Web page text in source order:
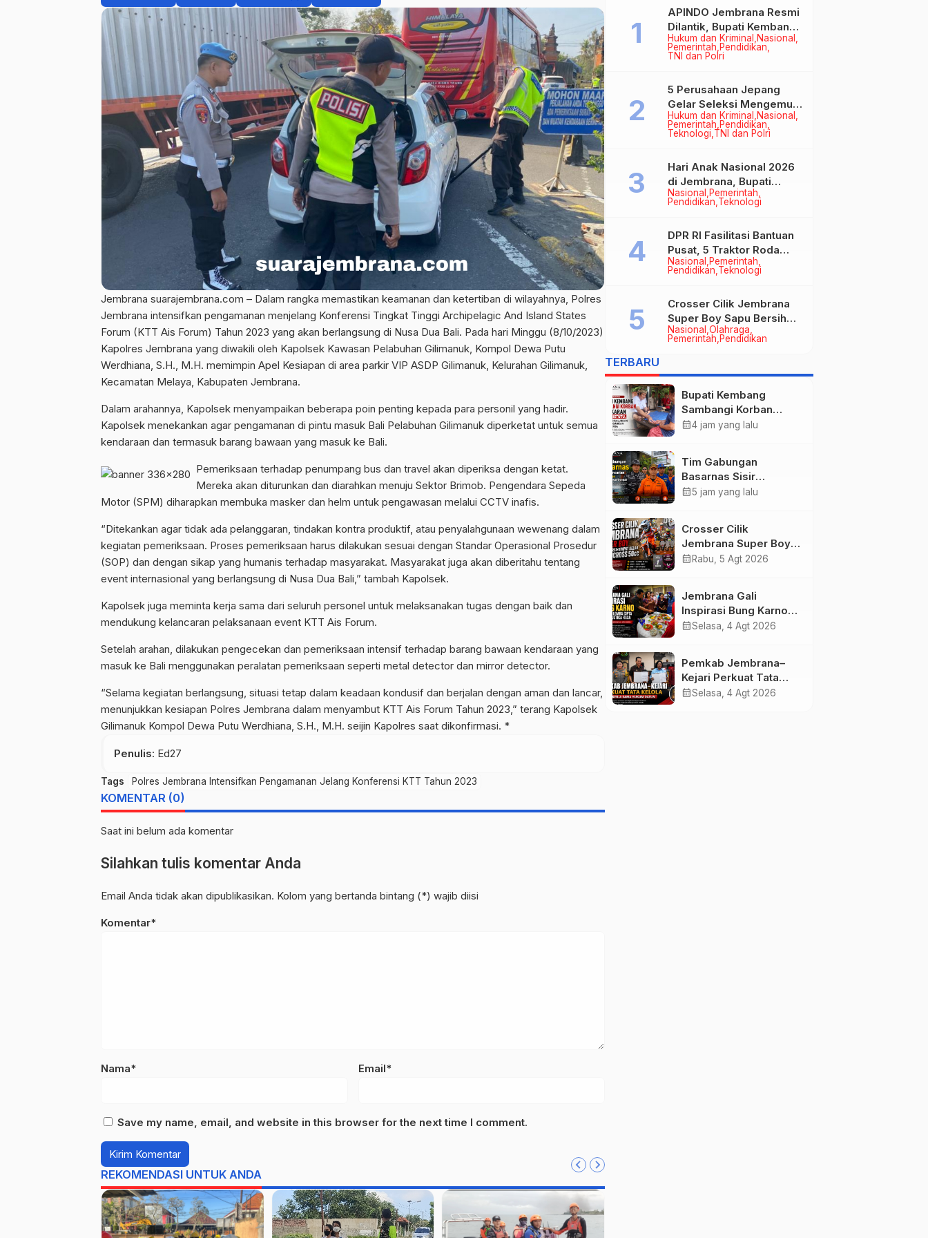
Jembrana suarajembrana.com – Dalam rangka memastikan keamanan dan ketertiban di wilayahnya, Polres
Jembrana intensifkan pengamanan menjelang Konferensi Tingkat Tinggi Archipelagic And Island States
Forum (KTT Ais Forum) Tahun 2023 yang akan berlangsung di Nusa Dua Bali. Pada hari Minggu (8/10/2023)
Kapolres Jembrana yang diwakili oleh Kapolsek Kawasan Pelabuhan Gilimanuk, Kompol Dewa Putu
Werdhiana, S.H., M.H. memimpin Apel Kesiapan di area parkir VIP ASDP Gilimanuk, Kelurahan Gilimanuk,
Kecamatan Melaya, Kabupaten Jembrana.
Dalam arahannya, Kapolsek menyampaikan beberapa poin penting kepada para personil yang hadir.
Kapolsek menekankan agar pengamanan di pintu masuk Bali Pelabuhan Gilimanuk diperketat untuk semua
kendaraan dan termasuk barang bawaan yang masuk ke Bali.
Pemeriksaan terhadap penumpang bus dan travel akan diperiksa dengan ketat.
Mereka akan diturunkan dan diarahkan menuju Sektor Brimob. Pengendara Sepeda
Motor (SPM) diharapkan membuka masker dan helm untuk pengawasan melalui CCTV inafis.
“Ditekankan agar tidak ada pelanggaran, tindakan kontra produktif, atau penyalahgunaan wewenang dalam
kegiatan pemeriksaan. Proses pemeriksaan harus dilakukan sesuai dengan Standar Operasional Prosedur
(SOP) dan dengan sikap yang humanis terhadap masyarakat. Masyarakat juga akan diberitahu tentang
event internasional yang berlangsung di Nusa Dua Bali,” tambah Kapolsek.
Kapolsek juga meminta kerja sama dari seluruh personel untuk melaksanakan tugas dengan baik dan
mendukung kelancaran pelaksanaan event KTT Ais Forum.
Setelah arahan, dilakukan pengecekan dan pemeriksaan intensif terhadap barang bawaan kendaraan yang
masuk ke Bali menggunakan peralatan pemeriksaan seperti metal detector dan mirror detector.
“Selama kegiatan berlangsung, situasi tetap dalam keadaan kondusif dan berjalan dengan aman dan lancar,
menunjukkan kesiapan Polres Jembrana dalam menyambut KTT Ais Forum Tahun 2023,” terang Kapolsek
Gilimanuk Kompol Dewa Putu Werdhiana, S.H., M.H. seijin Kapolres saat dikonfirmasi. *
Penulis: Ed27
Tags Polres Jembrana Intensifkan Pengamanan Jelang Konferensi KTT Tahun 2023
KOMENTAR (0)
Saat ini belum ada komentar
Silahkan tulis komentar Anda
Email Anda tidak akan dipublikasikan. Kolom yang bertanda bintang (*) wajib diisi
Komentar*
Nama* Email*
Save my name, email, and website in this browser for the next time I comment.
REKOMENDASI UNTUK ANDA
Hukum dan Kriminal
Nasional
Pemerintah Pendidikan
TNI dan Polri
APINDO Jembrana Resmi
Dilantik, Bupati Kembang
Minta Pengusaha Jadi
Motor Penggerak
Hukum dan Kriminal
Nasional
Pemerintah Pendidikan
Teknologi TNI dan Polri
5 Perusahaan Jepang
Gelar Seleksi Mengemudi
di Jembrana, Buka
Peluang Kerja bagi Calon
Nasional
Pemerintah
Pendidikan Teknologi
Hari Anak Nasional 2026
di Jembrana, Bupati
Kembang Tegaskan
Pentingnya Karakter dan
Nasional
Pemerintah
Pendidikan Teknologi
DPR RI Fasilitasi Bantuan
Pusat, 5 Traktor Roda
Empat Resmi Perkuat
Mekanisasi Pertanian
Nasional Olahraga
Pemerintah Pendidikan
Crosser Cilik Jembrana
Super Boy Sapu Bersih
Empat Gelar Motocross
TERBARU
Bupati Kembang
Sambangi Korban
Kebakaran di
Ringankan Beban
Warga
calendar_month4 jam yang lalu
Tim Gabungan
Basarnas Sisir
Pencarian Nelayan
calendar_month5 jam yang lalu
Crosser Cilik
Jembrana Super Boy
Sapu Bersih Empat
calendar_month Rabu, 5 Agt 2026
Jembrana Gali
Inspirasi Bung Karno
melalui Lomba Cipta
calendar_monthSelasa, 4 Agt 2026
Pemkab Jembrana–
Kejari Perkuat Tata
Kelola Lewat Kerja
calendar_monthSelasa, 4 Agt 2026